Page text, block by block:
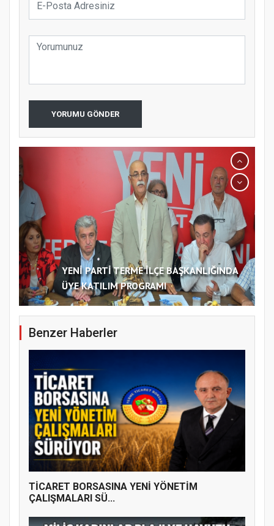
YORUMU GÖNDER
YENİ PARTİ TERME İLÇE BAŞKANLIĞINDA
ÜYE KATILIM PROGRAMI
Benzer Haberler
TİCARET BORSASINA YENİ YÖNETİM
ÇALIŞMALARI SÜ...